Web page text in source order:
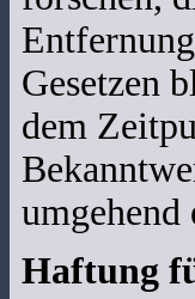
Gesetzen
dem
umgehend
Haftung